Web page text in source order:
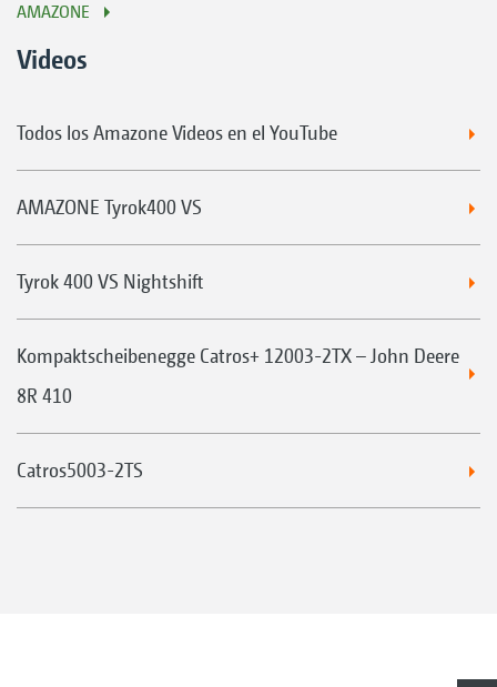
AMAZONE
Videos
Todos los Amazone Videos en el YouTube
AMAZONE Tyrok400 VS
Tyrok 400 VS Nightshift
Kompaktscheibenegge Catros+ 12003-2TX – John Deere
8R 410
Catros5003-2TS